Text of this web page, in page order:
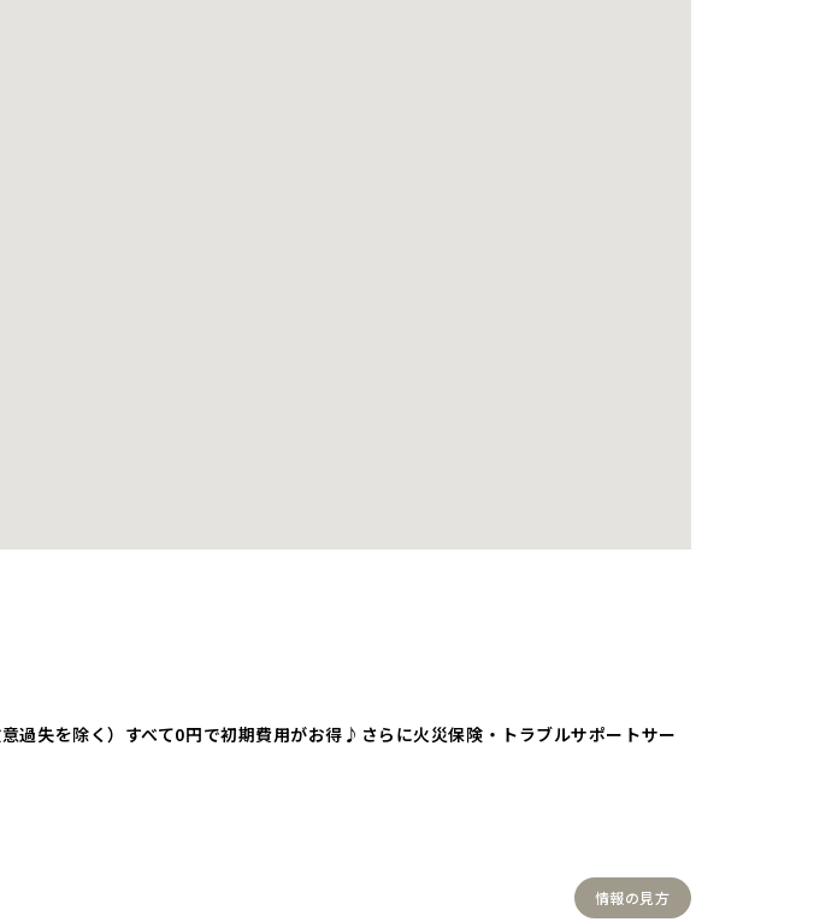
失を除く）すべて0円で初期費用がお得♪さらに火災保険・トラブルサポートサー
情報の見方